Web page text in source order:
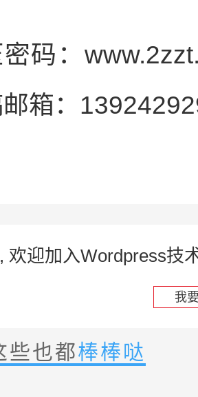
码：
箱：
欢迎加入Wordpress技
我
些也都棒棒哒